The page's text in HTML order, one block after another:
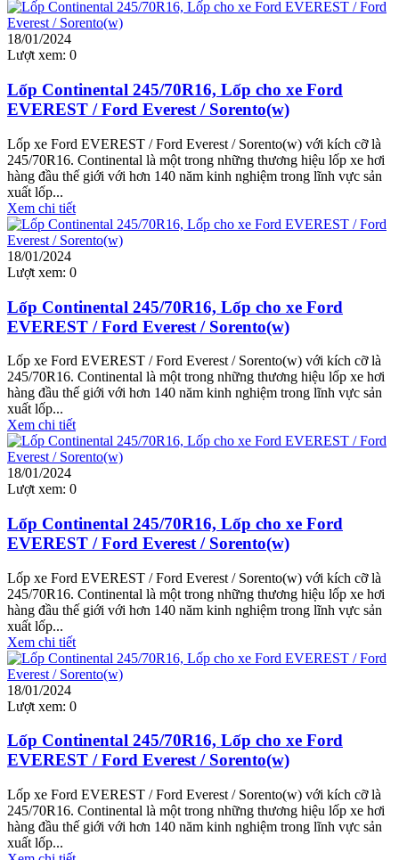
18/01/2024
Lượt xem: 0
Lốp Continental 245/70R16, Lốp cho xe Ford
EVEREST / Ford Everest / Sorento(w)
Lốp xe Ford EVEREST / Ford Everest / Sorento(w) với kích cỡ là
245/70R16. Continental là một trong những thương hiệu lốp xe hơi
hàng đầu thế giới với hơn 140 năm kinh nghiệm trong lĩnh vực sản
xuất lốp...
Xem chi tiết
18/01/2024
Lượt xem: 0
Lốp Continental 245/70R16, Lốp cho xe Ford
EVEREST / Ford Everest / Sorento(w)
Lốp xe Ford EVEREST / Ford Everest / Sorento(w) với kích cỡ là
245/70R16. Continental là một trong những thương hiệu lốp xe hơi
hàng đầu thế giới với hơn 140 năm kinh nghiệm trong lĩnh vực sản
xuất lốp...
Xem chi tiết
18/01/2024
Lượt xem: 0
Lốp Continental 245/70R16, Lốp cho xe Ford
EVEREST / Ford Everest / Sorento(w)
Lốp xe Ford EVEREST / Ford Everest / Sorento(w) với kích cỡ là
245/70R16. Continental là một trong những thương hiệu lốp xe hơi
hàng đầu thế giới với hơn 140 năm kinh nghiệm trong lĩnh vực sản
xuất lốp...
Xem chi tiết
18/01/2024
Lượt xem: 0
Lốp Continental 245/70R16, Lốp cho xe Ford
EVEREST / Ford Everest / Sorento(w)
Lốp xe Ford EVEREST / Ford Everest / Sorento(w) với kích cỡ là
245/70R16. Continental là một trong những thương hiệu lốp xe hơi
hàng đầu thế giới với hơn 140 năm kinh nghiệm trong lĩnh vực sản
xuất lốp...